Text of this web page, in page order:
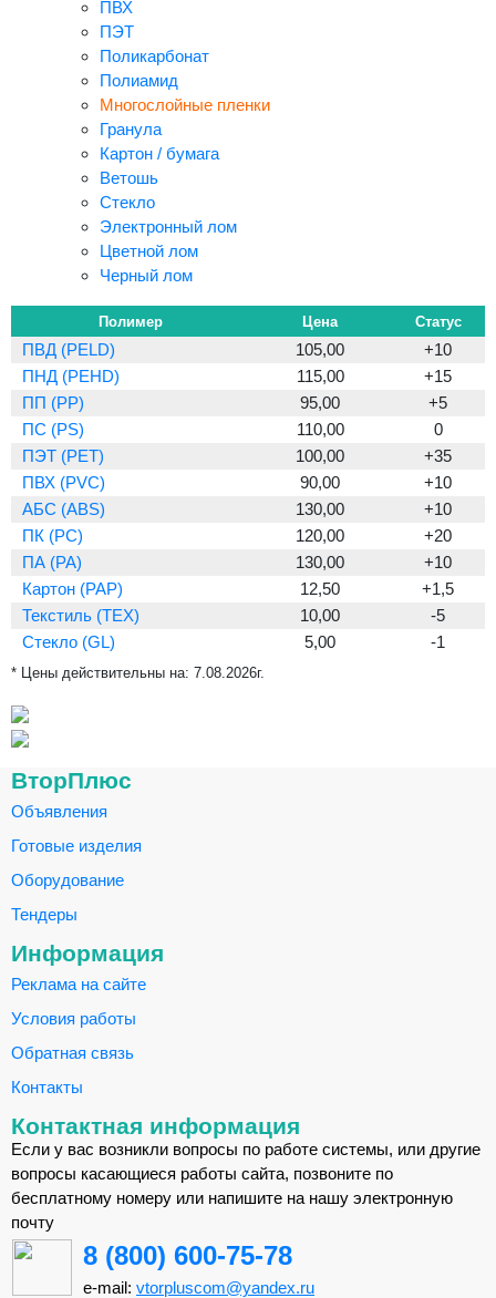
ПВХ
ПЭТ
Поликарбонат
Полиамид
Многослойные пленки
Гранула
Картон / бумага
Ветошь
Стекло
Электронный лом
Цветной лом
Черный лом
Полимер Цена Статус
ПВД (PELD) 105,00
+10
ПНД (PEHD)
115,00
+15
ПП (PP)
95,00
+5
ПС (PS)
110,00
0
ПЭТ (PET)
100,00
+35
ПВХ (PVC)
90,00
+10
АБС (ABS)
130,00
+10
ПК (PC)
120,00
+20
ПА (PA)
130,00
+10
Картон (PAP)
12,50
+1,5
Текстиль (TEX)
10,00
-5
Стекло (GL)
5,00 -1
* Цены действительны на: 7.08.2026г.
ВторПлюс
Объявления
Готовые изделия
Оборудование
Тендеры
Информация
Реклама на сайте
Условия работы
Обратная связь
Контакты
Контактная информация
Если у вас возникли вопросы по работе системы, или другие
вопросы касающиеся работы сайта, позвоните по
бесплатному номеру или напишите на нашу электронную
почту
8 (800) 600-75-78
e-mail: vtorpluscom@yandex.ru